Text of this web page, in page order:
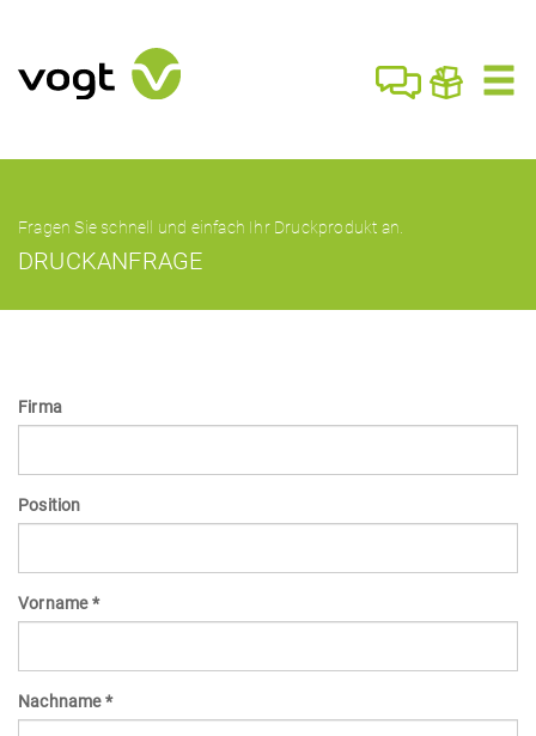
Fragen Sie schnell und einfach Ihr Druckprodukt an.
DRUCKANFRAGE
Firma
Position
Vorname *
Nachname *